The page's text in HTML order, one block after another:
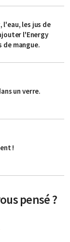
l'eau, les jus de
l'Energy
de mangue.
un verre.
!
pensé ?